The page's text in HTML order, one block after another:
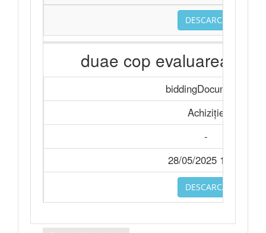
DESCARCA
duae cop evaluarea
biddingDocuments
Achiziție
-
28/05/2025 10:15
DESCARCA